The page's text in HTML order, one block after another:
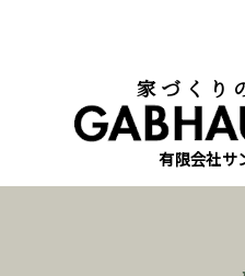
家づくり
有限会社サ